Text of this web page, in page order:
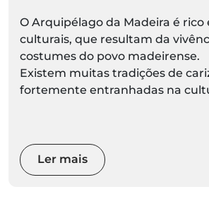
O Arquipélago da Madeira é rico
culturais, que resultam da
costumes do povo madeirense.
Existem muitas tradições de
fortemente entranhadas na
Ler mais